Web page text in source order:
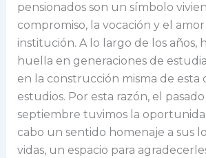
pensionados son un símbolo
compromiso, la vocación y el
institución. A lo largo de los años,
huella en generaciones de
en la construcción misma de esta
estudios. Por esta razón, el pasado
septiembre tuvimos la
cabo un sentido homenaje a sus
vidas, un espacio para